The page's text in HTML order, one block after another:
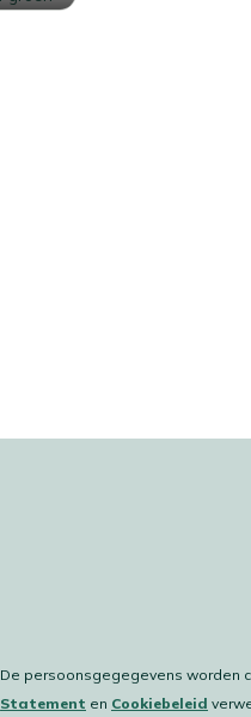
De persoonsgegegevens worden
Statement en Cookiebeleid